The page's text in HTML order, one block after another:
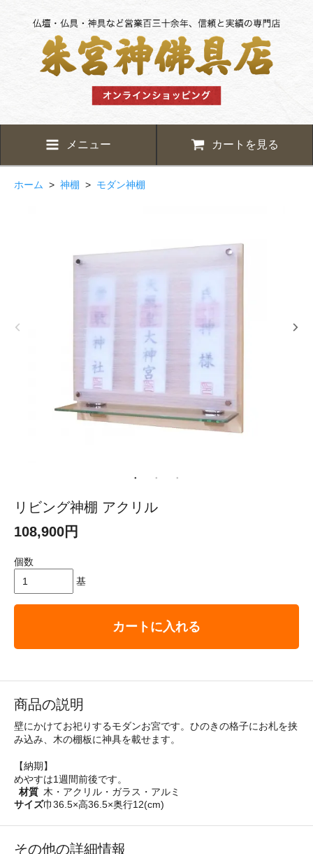
メニュー カートを見る
ホーム > 神棚 > モダン神棚
リビング神棚 アクリル
108,900円
個数
基
カートに入れる
商品の説明
壁にかけてお祀りするモダンお宮です。ひのきの格子にお札を挟
み込み、木の棚板に神具を載せます。
【納期】
めやすは1週間前後です。
材質 木・アクリル・ガラス・アルミ
サイズ巾36.5×高36.5×奥行12(cm)
その他の詳細情報